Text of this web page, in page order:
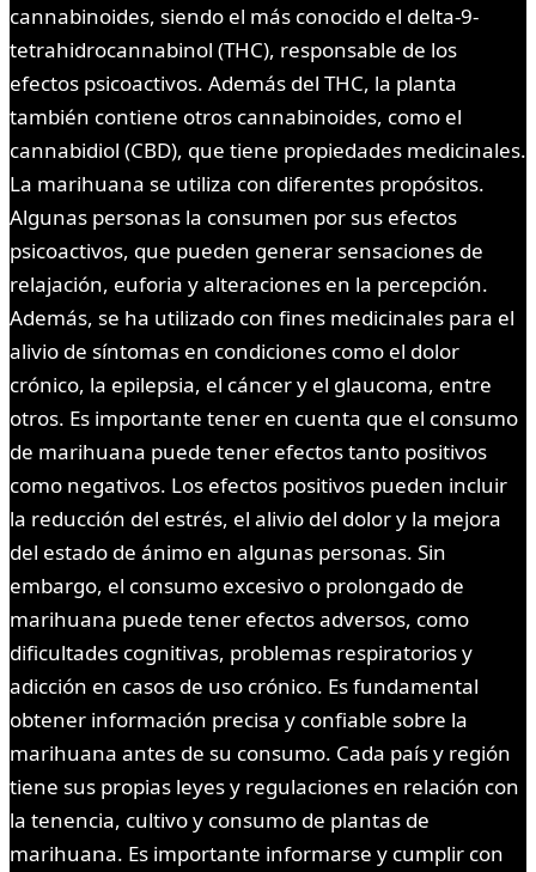
cannabinoides, siendo el más conocido el delta-9-
tetrahidrocannabinol (THC), responsable de los
efectos psicoactivos. Además del THC, la planta
también contiene otros cannabinoides, como el
cannabidiol (CBD), que tiene propiedades medicinales.
La marihuana se utiliza con diferentes propósitos.
Algunas personas la consumen por sus efectos
psicoactivos, que pueden generar sensaciones de
relajación, euforia y alteraciones en la percepción.
Además, se ha utilizado con fines medicinales para el
alivio de síntomas en condiciones como el dolor
crónico, la epilepsia, el cáncer y el glaucoma, entre
otros. Es importante tener en cuenta que el consumo
de marihuana puede tener efectos tanto positivos
como negativos. Los efectos positivos pueden incluir
la reducción del estrés, el alivio del dolor y la mejora
del estado de ánimo en algunas personas. Sin
embargo, el consumo excesivo o prolongado de
marihuana puede tener efectos adversos, como
dificultades cognitivas, problemas respiratorios y
adicción en casos de uso crónico. Es fundamental
obtener información precisa y confiable sobre la
marihuana antes de su consumo. Cada país y región
tiene sus propias leyes y regulaciones en relación con
la tenencia, cultivo y consumo de plantas de
marihuana. Es importante informarse y cumplir con